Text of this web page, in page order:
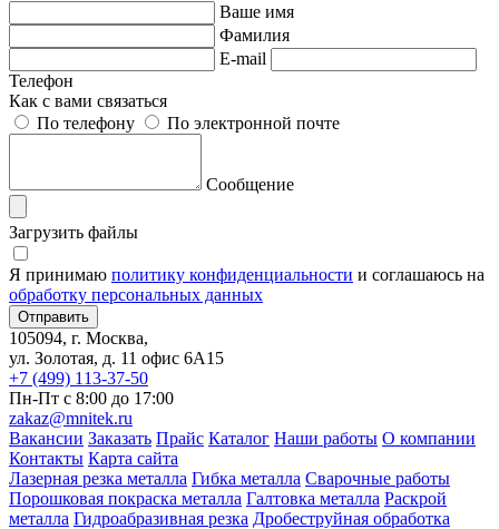
Ваше имя
Фамилия
E-mail
Телефон
Как с вами связаться
По телефону
По электронной почте
Сообщение
Загрузить файлы
Я принимаю политику конфиденциальности и соглашаюсь на
обработку персональных данных
105094, г. Москва,
ул. Золотая, д. 11 офис 6А15
+7 (499) 113-37-50
Пн-Пт с 8:00 до 17:00
zakaz@mnitek.ru
Вакансии Заказать Прайс Каталог Наши работы О компании
Контакты Карта сайта
Лазерная резка металла Гибка металла Сварочные работы
Порошковая покраска металла Галтовка металла Раскрой
металла Гидроабразивная резка Дробеструйная обработка